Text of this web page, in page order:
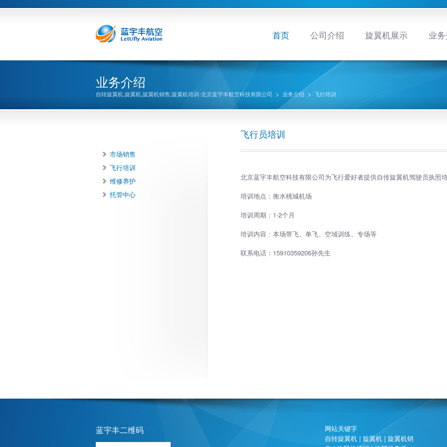
首页 公司介绍 旋翼机展示 业
业务介绍
自转旋翼机,旋翼机,旋翼机销售,旋翼机培训-北京蓝宇丰航空科技有限公司 > 业务介绍 > 飞行培训
市场销售
飞行培训
维修养护
托管中心
飞行员培训
北京蓝宇丰航空科技有限公司为飞行爱好者提供自传旋翼机驾驶员执照
培训地点：衡水桃城机场
培训周期：1-2个月
培训内容：本场带飞、单飞、空域训练、专场等
联系电话：15910359206孙先生
蓝宇丰二维码
网站关键字
自转旋翼机 | 旋翼机 | 旋翼机销